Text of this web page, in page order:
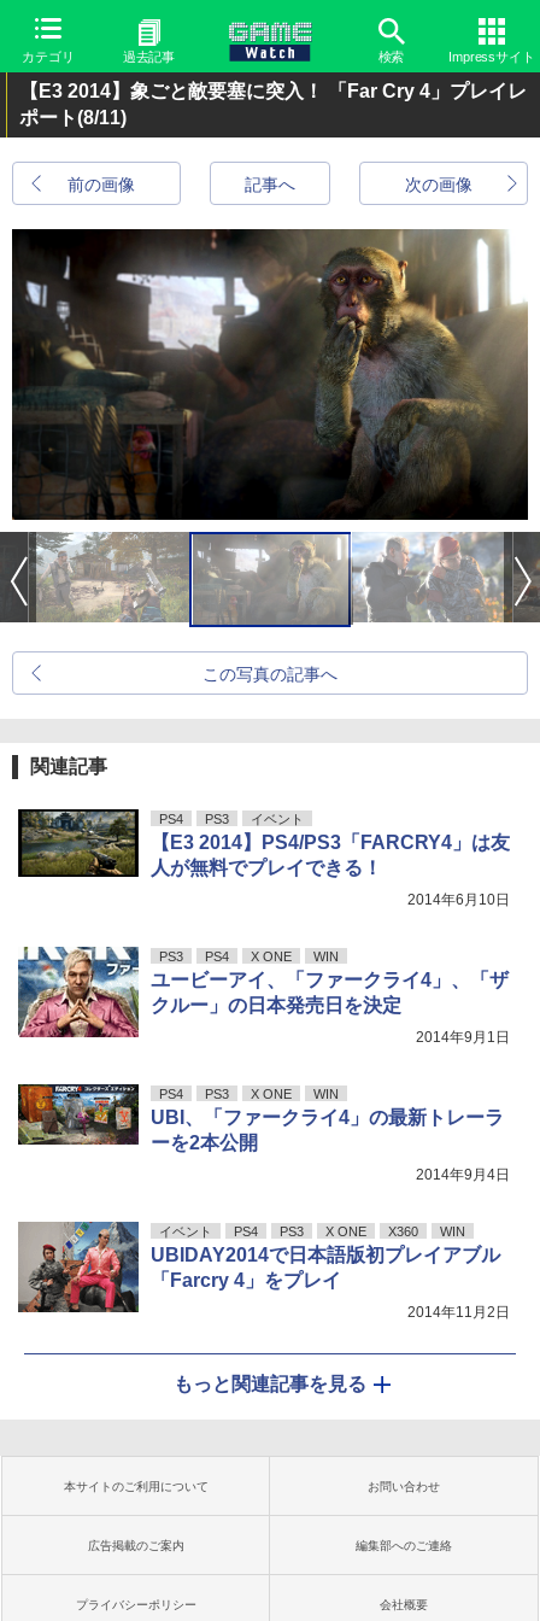
カテゴリ 過去記事 検索 Impressサイト
【E3 2014】象ごと敵要塞に突入！ 「Far Cry 4」プレイレ
ポート(8/11)
前の画像 次の画像
記事へ
この写真の記事へ
関連記事
PS4 PS3 イベント
【E3 2014】PS4/PS3「FARCRY4」は友
人が無料でプレイできる！
2014年6月10日
PS3 PS4 X ONE WIN
ユービーアイ、「ファークライ4」、「ザ
クルー」の日本発売日を決定
2014年9月1日
PS4 PS3 X ONE WIN
UBI、「ファークライ4」の最新トレーラ
ーを2本公開
2014年9月4日
イベント PS4 PS3 X ONE X360 WIN
UBIDAY2014で日本語版初プレイアブル
「Farcry 4」をプレイ
2014年11月2日
もっと関連記事を見る
本サイトのご利用について お問い合わせ
広告掲載のご案内 編集部へのご連絡
プライバシーポリシー 会社概要